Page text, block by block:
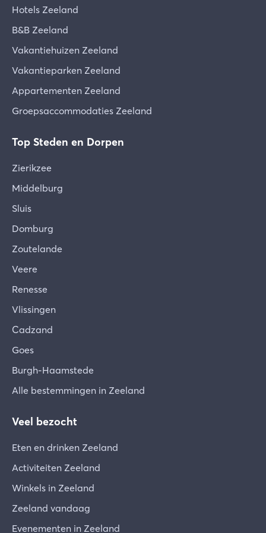
werkdagen opgelost worden. Hiervoor wordt in
overleg met jou een afspraak gemaakt.
Het kan voorkomen dat tijdens je verblijf
tuinonderhoud plaatsvindt tussen 10 en 16 uur,
enz. We vragen hiervoor je begrip.
Hygiëne, Bedlinnen en extra's
zorg schoongemaakt, gecontroleerd en voorzien
van bedlinnen, handdoeken en een keukenpakket,
extra's. Mocht je desondanks constateren dat er
iets ontbreekt of niet in orde is, geef dit dan direct
na je aankomst door, zodat we dit voor je kunnen
Verschuiven van het meubilair
en ziel en naar persoonlijke smaak ingericht.
Samen hopen we dat je je welkom en comfortabel
vooral geen meubels te verplaatsen. De volgende
gasten zullen je hier ook dankbaar voor zijn.
Schade
Er kan altijd een ongeluk gebeuren of een
(elektrisch) apparaat kan defect zijn. In geval van
dagelijks gebruik, vragen wij je dit onmiddellijk
aan ons te melden zodat we samen een oplossing
dergelijks te noteren op de kaart die je bij je
aankomst op de tafel vindt.
Hotels Zeeland
B&B Zeeland
Vakantiehuizen Zeeland
Vakantieparken Zeeland
Appartementen Zeeland
Groepsaccommodaties Zeeland
Top Steden en Dorpen
Zierikzee
Middelburg
Sluis
Domburg
Zoutelande
Veere
Renesse
Vlissingen
Cadzand
Goes
Burgh-Haamstede
Alle bestemmingen in Zeeland
Veel bezocht
Eten en drinken Zeeland
Activiteiten Zeeland
Winkels in Zeeland
Zeeland vandaag
Evenementen in Zeeland